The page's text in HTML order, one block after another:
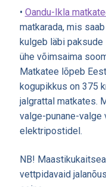
• Oandu-Ikla
matkarada, mis
kulgeb läbi paksude
ühe võimsaima
Matkatee lõpeb
kogupikkus on 375
jalgrattal matkates.
valge-punane-valge
elektripostidel.
NB!
vettpidavaid